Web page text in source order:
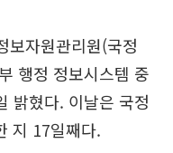
보자원관리원(국정
행정 정보시스템 중
밝혔다. 이날은 국정
지 17일째다.